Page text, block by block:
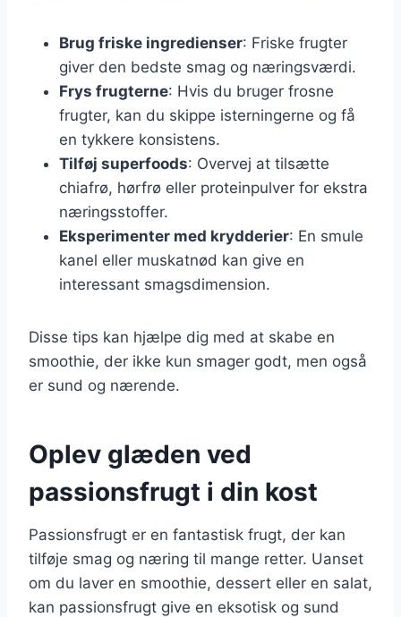
Brug friske ingredienser: Friske frugter
giver den bedste smag og næringsværdi.
Frys frugterne: Hvis du bruger frosne
frugter, kan du skippe isterningerne og få
en tykkere konsistens.
Tilføj superfoods: Overvej at tilsætte
chiafrø, hørfrø eller proteinpulver for ekstra
næringsstoffer.
Eksperimenter med krydderier: En smule
kanel eller muskatnød kan give en
interessant smagsdimension.
Disse tips kan hjælpe dig med at skabe en
smoothie, der ikke kun smager godt, men også
er sund og nærende.
Oplev glæden ved
passionsfrugt i din kost
Passionsfrugt er en fantastisk frugt, der kan
tilføje smag og næring til mange retter. Uanset
om du laver en smoothie, dessert eller en salat,
kan passionsfrugt give en eksotisk og sund